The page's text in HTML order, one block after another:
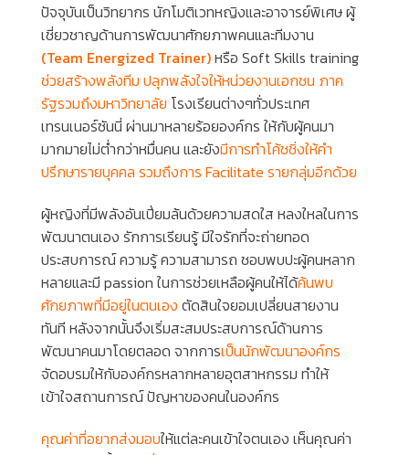
ปัจจุบันเป็นวิทยากร นักโมติเวทหญิงและอาจารย์พิเศษ ผู้
เชี่ยวชาญด้านการพัฒนาศักยภาพคนและทีมงาน
(Team Energized Trainer)หรือ Soft Skills training
ช่วยสร้างพลังทีม ปลุกพลังใจให้หน่วยงานเอกชน ภาค
รัฐรวมถึงมหาวิทยาลัย โรงเรียนต่างๆทั่วประเทศ
เทรนเนอร์ซันนี่ ผ่านมาหลายร้อยองค์กร ให้กับผู้คนมา
มากมายไม่ต่ำกว่าหมื่นคน และยังมีการทำโค้ชชิ่งให้คำ
ปรึกษารายบุคคล รวมถึงการ Facilitate รายกลุ่มอีกด้วย
ผู้หญิงที่มีพลังอันเปี่ยมล้นด้วยความสดใส หลงใหลในการ
พัฒนาตนเอง รักการเรียนรู้ มีใจรักที่จะถ่ายทอด
ประสบการณ์ ความรู้ ความสามารถ ชอบพบปะผู้คนหลาก
หลายและมี passion ในการช่วยเหลือผู้คนให้ได้ค้นพบ
ศักยภาพที่มีอยู่ในตนเอง ตัดสินใจยอมเปลี่ยนสายงาน
ทันที หลังจากนั้นจึงเริ่มสะสมประสบการณ์ด้านการ
พัฒนาคนมาโดยตลอด จากการเป็นนักพัฒนาองค์กร
จัดอบรมให้กับองค์กรหลากหลายอุตสาหกรรม ทำให้
เข้าใจสถานการณ์ ปัญหาของคนในองค์กร
คุณค่าที่อยากส่งมอบให้แต่ละคนเข้าใจตนเอง เห็นคุณค่า